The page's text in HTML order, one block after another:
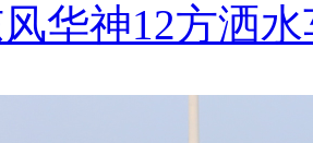
华神12方洒